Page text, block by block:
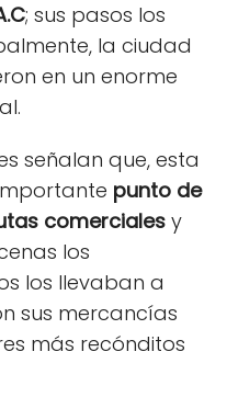
; sus pasos los
la ciudad
en un enorme
señalan que, esta
punto de
comerciales y
los
los llevaban a
sus mercancías
más recónditos